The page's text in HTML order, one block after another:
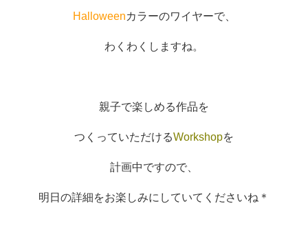
Halloweenカラーのワイヤーで、
わくわくしますね。
親子で楽しめる作品を
つくっていただけるWorkshopを
計画中ですので、
明日の詳細をお楽しみにしていてくださいね＊